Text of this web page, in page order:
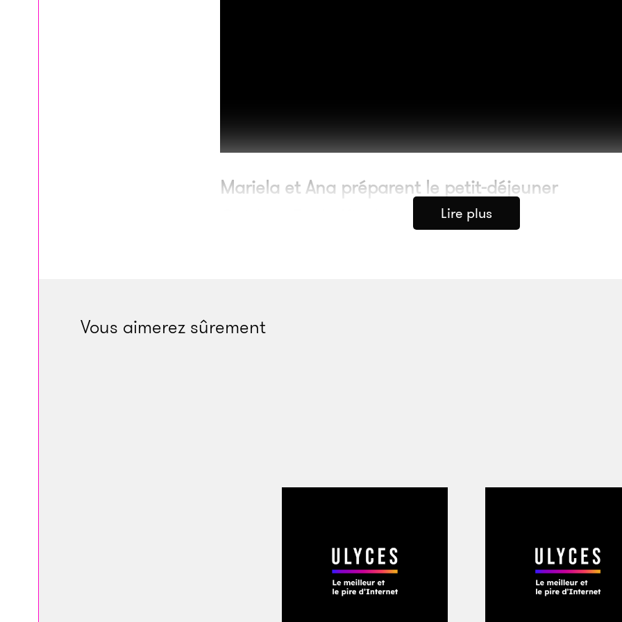
Mariela et Ana préparent le petit-déjeuner
radio noire avec de longues antennes jacasse presque
bébé, je demande à Mariela pourquoi elle a déménagé
», me répond-elle sans hésiter. Elle parle d’une région
aujourd’hui densément peuplée, dans les plaines qui
Ici, nous mangeons toujours à notre faim.
» Un jour,
Lire plus
Vous aimerez sûrement